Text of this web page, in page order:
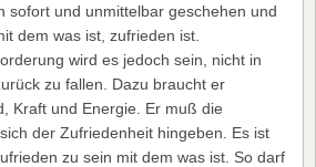
sofort und unmittelbar geschehen und
dem was ist, zufrieden ist.
wird es jedoch sein, nicht in
zu fallen. Dazu braucht er
Kraft und Energie. Er muß die
der Zufriedenheit hingeben. Es ist
zu sein mit dem was ist. So darf